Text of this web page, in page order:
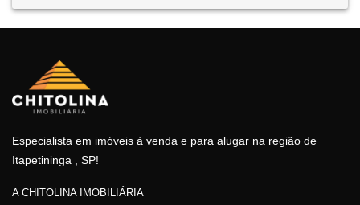
Especialista em imóveis à venda e para alugar na região de
Itapetininga , SP!
A CHITOLINA IMOBILIÁRIA